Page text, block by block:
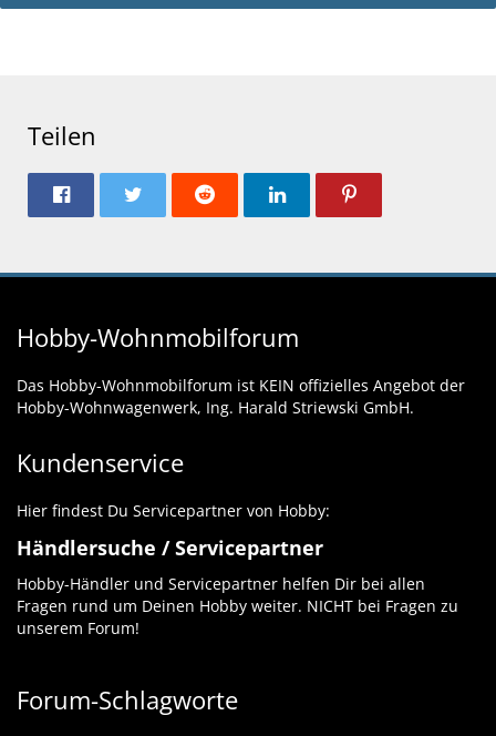
Teilen
Hobby-Wohnmobilforum
Das Hobby-Wohnmobilforum ist KEIN offizielles Angebot der
Hobby-Wohnwagenwerk, Ing. Harald Striewski GmbH.
Kundenservice
Hier findest Du Servicepartner von Hobby:
Händlersuche / Servicepartner
Hobby-Händler und Servicepartner helfen Dir bei allen
Fragen rund um Deinen Hobby weiter. NICHT bei Fragen zu
unserem Forum!
Forum-Schlagworte